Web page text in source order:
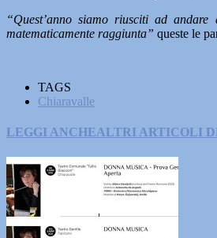
“Quest’anno siamo riusciti ad
matematicamente raggiunta” queste le
TAGS
Chiaravalle
LEGGI ANCHEALTRI ARTICOLI